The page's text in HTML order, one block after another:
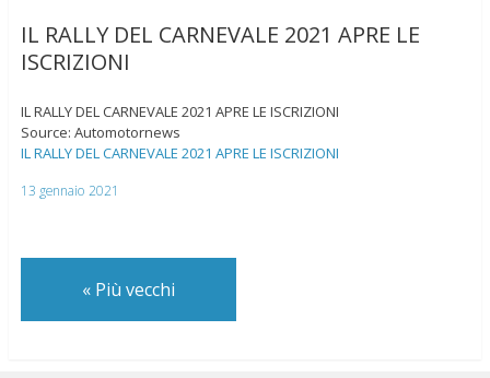
IL RALLY DEL CARNEVALE 2021 APRE LE
ISCRIZIONI
IL RALLY DEL CARNEVALE 2021 APRE LE ISCRIZIONI
Source: Automotornews
IL RALLY DEL CARNEVALE 2021 APRE LE ISCRIZIONI
13 gennaio 2021
«Più vecchi